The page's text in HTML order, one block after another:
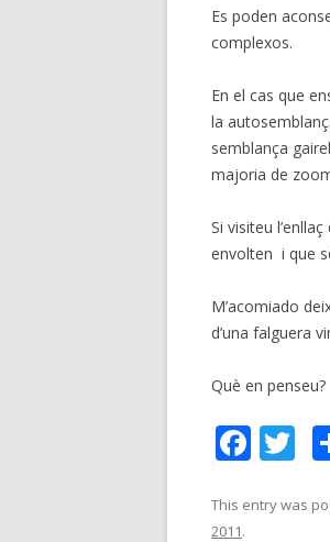
Es poden
complexos.
En el cas que
la
semblança
majoria de
Si visiteu
envolten i que
M’acomiado
d’una falguera
Què en penseu?
F
e
T
itt
This entry was
2011.